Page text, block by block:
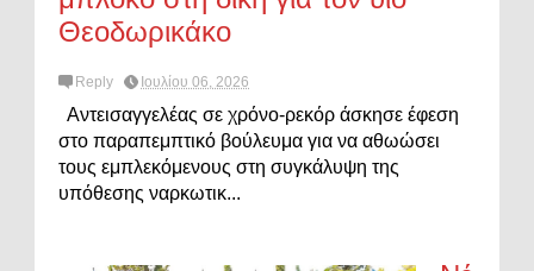
Θεοδωρικάκο
Reply Ιουλίου 06, 2026
Αντεισαγγελέας σε χρόνο-ρεκόρ άσκησε έφεση
στο παραπεμπτικό βούλευμα για να αθωώσει
τους εμπλεκόμενους στη συγκάλυψη της
υπόθεσης ναρκωτικ...